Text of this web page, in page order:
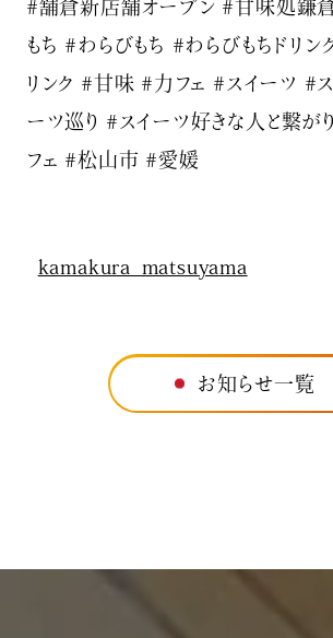
#舗倉新店舗オープン #甘味処鎌
もち #わらびもち #わらびもちドリン
リンク #甘味 #力フェ #スイーツ #
ーツ巡り #スイーツ好きな人と繋が
フェ #松山市 #愛媛
kamakura_matsuyama
お知らせ一覧